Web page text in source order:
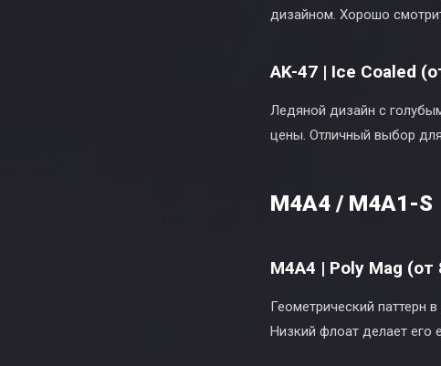
дизайном. Хорошо
AK-47 | Ice Coaled
Ледяной дизайн с
цены. Отличный выбор
M4A4 / M4A1-S
M4A4 | Poly Mag (от
Геометрический паттерн
Низкий флоат делает его